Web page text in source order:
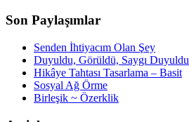
Son Paylaşımlar
Senden İhtiyacım Olan Şey
Duyuldu, Görüldü, Saygı Duyuldu
Hikâye Tahtası Tasarlama – Basit
Sosyal Ağ Örme
Birleşik ~ Özerklik